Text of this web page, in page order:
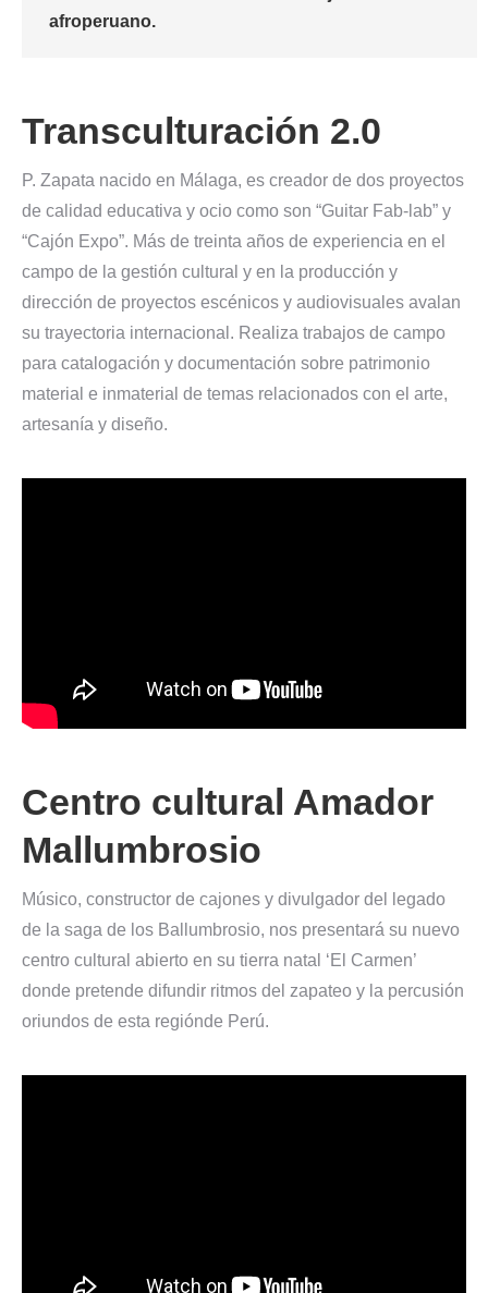
afroperuano.
Transculturación 2.0
P. Zapata nacido en Málaga, es creador de dos proyectos
de calidad educativa y ocio como son “Guitar Fab-lab” y
“Cajón Expo”. Más de treinta años de experiencia en el
campo de la gestión cultural y en la producción y
dirección de proyectos escénicos y audiovisuales avalan
su trayectoria internacional. Realiza trabajos de campo
para catalogación y documentación sobre patrimonio
material e inmaterial de temas relacionados con el arte,
artesanía y diseño.
Centro cultural Amador
Mallumbrosio
Músico, constructor de cajones y divulgador del legado
de la saga de los Ballumbrosio, nos presentará su nuevo
centro cultural abierto en su tierra natal ‘El Carmen’
donde pretende difundir ritmos del zapateo y la percusión
oriundos de esta regiónde Perú.